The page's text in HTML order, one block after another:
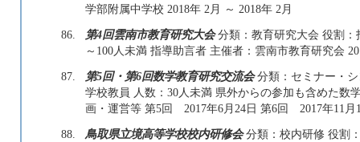
学部附属中学校 2018年 2月 ～ 2018年 2月
86.
第4回雲南市教育研究大会分類：教育研究大会 役割：
～100人未満 指導助言者 主催者：雲南市教育研究会
87.
第5回・第6回数学教育研究交流会分類：セミナー・
学校教員 人数：30人未満 県外からの参加も含めた数
画・運営等 第5回 2017年6月24日 第6回 2017年11月
88.
鳥取県立境高等学校校内研修会分類：校内研修 役割